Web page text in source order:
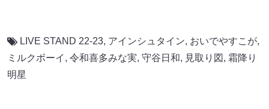
LIVE STAND 22-23, アインシュタイン, おいでやすこが,
ミルクボーイ , 令和喜多みな実, 守谷日和, 見取り図 , 霜降り
明星